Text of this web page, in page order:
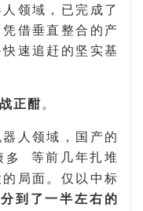
领域，已完成了
借垂直整合的产
速追赶的坚实基
正酣。
人领域，国产的
多
等前几年扎堆
局面。仅以中标
到了一半左右的